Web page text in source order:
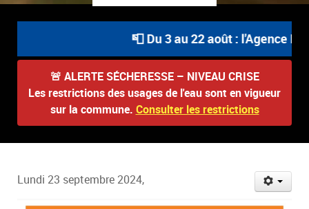
📮 Du 3 au 22 août : l'Agence
🚨 ALERTE SÉCHERESSE – NIVEAU CRISE
Les restrictions des usages de l'eau sont en vigueur
sur la commune. Consulter les restrictions
Lundi 23 septembre 2024,